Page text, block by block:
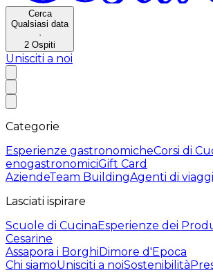
Cerca
Qualsiasi data
·
2 Ospiti
Unisciti a noi
Categorie
Esperienze gastronomicheCorsi di
enogastronomiciGift Card
AziendeTeam BuildingAgenti di
Lasciati ispirare
Scuole di CucinaEsperienze dei
Cesarine
Assapora i BorghiDimore d'Epoca
Chi siamoUnisciti a noiSostenibilità